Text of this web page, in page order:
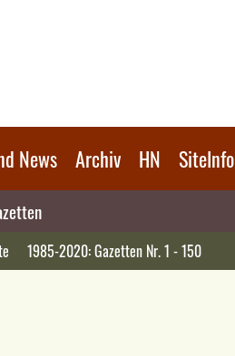
News Archiv HN SiteInfo
1985-2020: Gazetten Nr. 1 - 150